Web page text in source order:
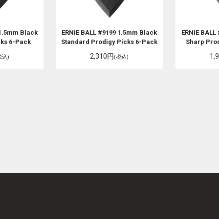
Black
6-Pack
込)
ERNIE BALL #9199 1.5mm Black
Standard Prodigy Picks 6-Pack
2,310円(税込)
ERNIE BALL
Sharp